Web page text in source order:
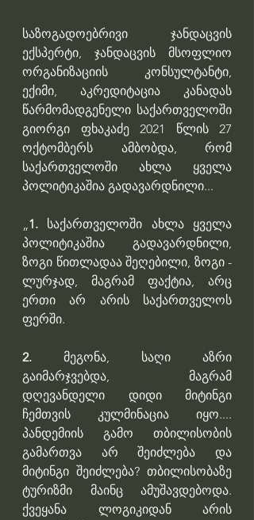
საზოგადოებრივი ჯანდაცვის
ექსპერტი, ჯანდაცვის მსოფლიო
ორგანიზაციის კონსულტანტი,
ექიმი, აკრედიტაცია კანადას
წარმომადგენელი საქართველოში
გიორგი ფხაკაძე 2021 წლის 27
ოქტომბერს ამბობდა, რომ
საქართველოში ახლა ყველა
პოლიტიკაშია გადავარდნილი...
„1. საქართველოში ახლა ყველა
პოლიტიკაშია გადავარდნილი,
ზოგი წითლადაა შეღებილი, ზოგი -
ლურჯად, მაგრამ ფაქტია, არც
ერთი არ არის საქართველოს
ფერში.
2. მეგონა, საღი აზრი
გაიმარჯვებდა, მაგრამ
დღევანდელი დიდი მიტინგი
ჩემთვის კულმინაცია იყო....
პანდემიის გამო თბილისობის
გამართვა არ შეიძლება და
მიტინგი შეიძლება? თბილისობაზე
ტურიზმი მაინც ამუშავდებოდა.
ქვეყანა ლოგიკიდან არის